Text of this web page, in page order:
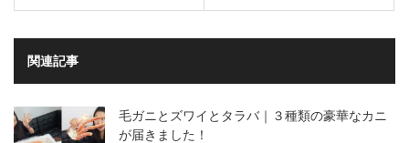
関連記事
毛ガニとズワイとタラバ｜３種類の豪華なカニ
が届きました！